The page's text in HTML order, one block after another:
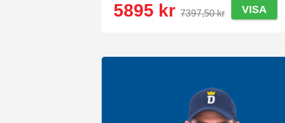
5895 kr 7397,50 kr VISA